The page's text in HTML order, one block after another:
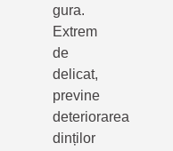
gura.
Extrem
de
delicat,
previne
deteriorarea
dinților